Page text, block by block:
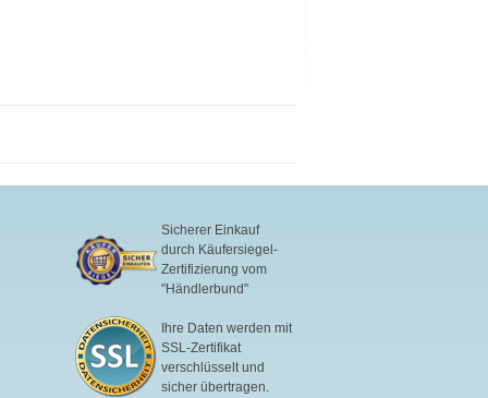
Sicherer Einkauf
durch Käufersiegel-
Zertifizierung vom
"Händlerbund"
Ihre Daten werden mit
SSL-Zertifikat
verschlüsselt und
sicher übertragen.